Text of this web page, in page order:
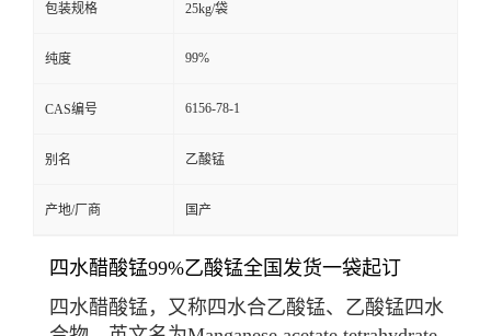
包装规格 25kg/袋
纯度 99%
CAS编号 6156-78-1
别名 乙酸锰
产地/厂商 国产
四水醋酸锰99%乙酸锰全国发货一袋起订
四水醋酸锰，又称四水合乙酸锰、乙酸锰四水